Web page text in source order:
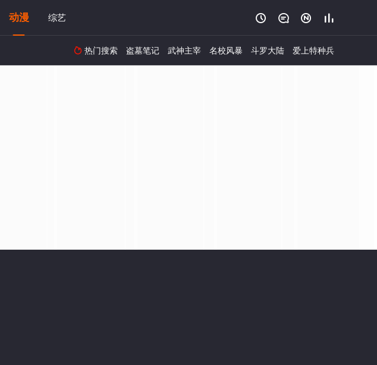
动漫 综艺    
 热门搜索 盗墓笔记 武神主宰 名校风暴 斗罗大陆 爱上特种兵